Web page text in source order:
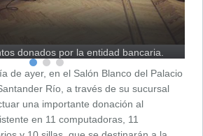
donados por la entidad bancaria.
de ayer, en el Salón Blanco del Palacio
Río, a través de su sucursal
una importante donación al
en 11 computadoras, 11